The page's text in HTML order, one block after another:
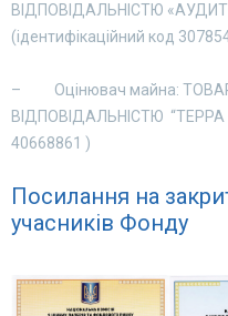
ВІДПОВІДАЛЬНІСТЮ
(ідентифікаційний код
– Оцінювач майна:
ВІДПОВІДАЛЬНІСТЮ “ТЕРРА
40668861 )
Посилання на
учасників Фонду